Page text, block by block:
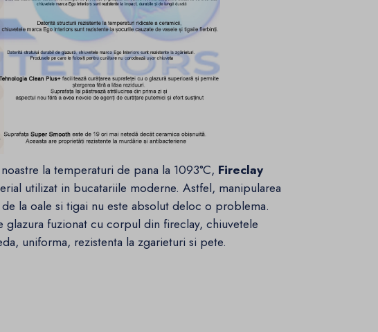
la temperaturi de pana la 1093°C, Fireclay
utilizat in bucatariile moderne. Astfel, manipularea
la oale si tigai nu este absolut deloc o problema.
glazura fuzionat cu corpul din fireclay, chiuvetele
uniforma, rezistenta la zgarieturi si pete.